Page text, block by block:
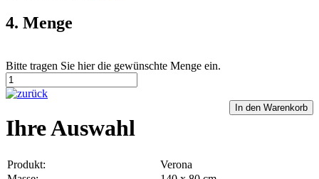
4. Menge
Bitte tragen Sie hier die gewünschte Menge ein.
Ihre Auswahl
Produkt:
Verona